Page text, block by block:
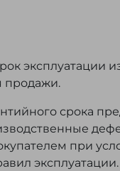
эксплуатации
продажи.
срока
при
эксплуатации.